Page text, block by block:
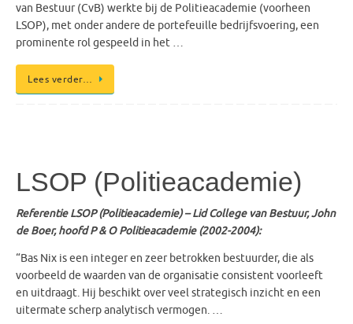
van Bestuur (CvB) werkte bij de Politieacademie (voorheen
LSOP), met onder andere de portefeuille bedrijfsvoering, een
prominente rol gespeeld in het …
Lees verder…
LSOP (Politieacademie)
Referentie LSOP (Politieacademie) – Lid College van Bestuur, John
de Boer, hoofd P & O Politieacademie (2002-2004):
“Bas Nix is een integer en zeer betrokken bestuurder, die als
voorbeeld de waarden van de organisatie consistent voorleeft
en uitdraagt. Hij beschikt over veel strategisch inzicht en een
uitermate scherp analytisch vermogen. …